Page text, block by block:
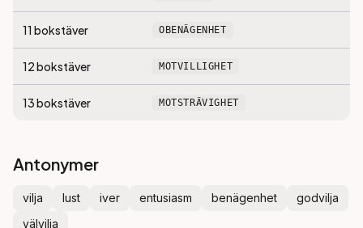
11 bokstäver OBENÄGENHET
12bokstäver MOTVILLIGHET
13bokstäver MOTSTRÄVIGHET
Antonymer
vilja lust iver entusiasm benägenhet
godvilja
välvilja